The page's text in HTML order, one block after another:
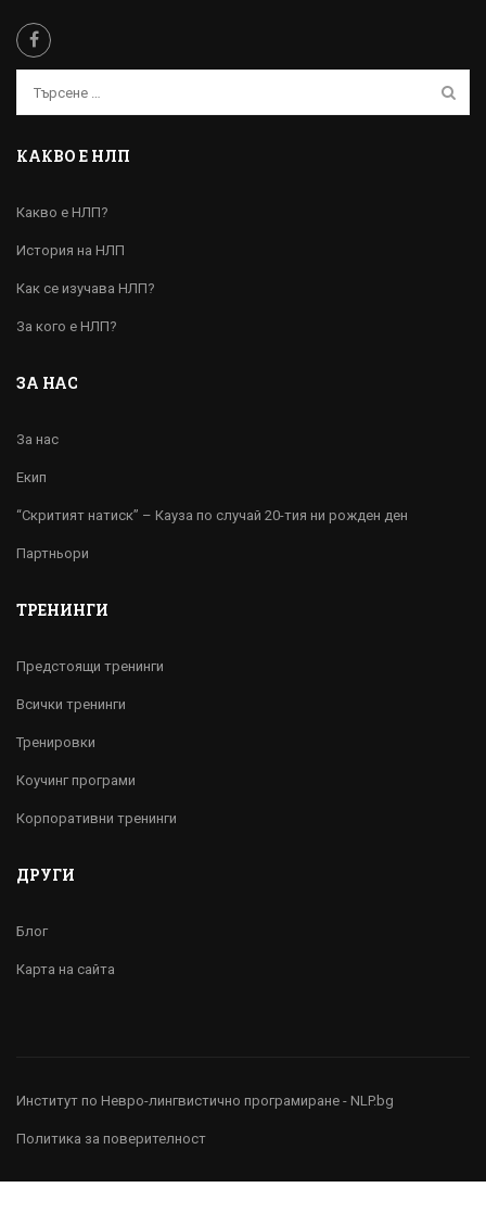
КАКВО Е НЛП
Какво е НЛП?
История на НЛП
Как се изучава НЛП?
За кого е НЛП?
ЗА НАС
За нас
Екип
“Скритият натиск” – Кауза по случай 20-тия ни рожден ден
Партньори
ТРЕНИНГИ
Предстоящи тренинги
Всички тренинги
Тренировки
Коучинг програми
Корпоративни тренинги
ДРУГИ
Блог
Карта на сайта
Институт по Невро-лингвистично програмиране - NLP.bg
Политика за поверителност